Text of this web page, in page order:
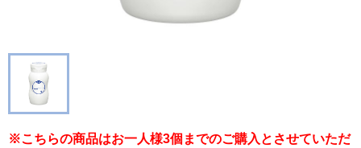
※こちらの商品はお一人様3個までのご購入とさせていただ